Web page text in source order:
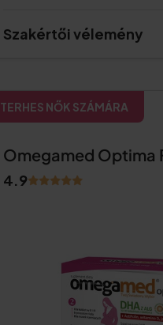
Szakértői vélemény
TERHES NŐK SZÁMÁRA
Omegamed Optima
4.9